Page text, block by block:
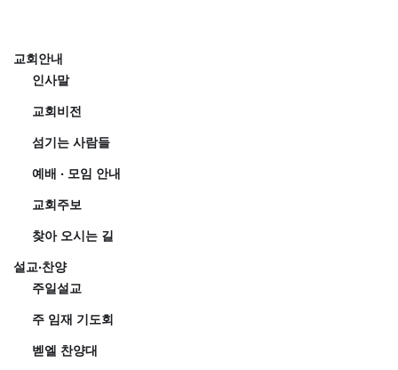
교회안내
인사말
교회비전
섬기는 사람들
예배 · 모임 안내
교회주보
찾아 오시는 길
설교·찬양
주일설교
주 임재 기도회
벧엘 찬양대